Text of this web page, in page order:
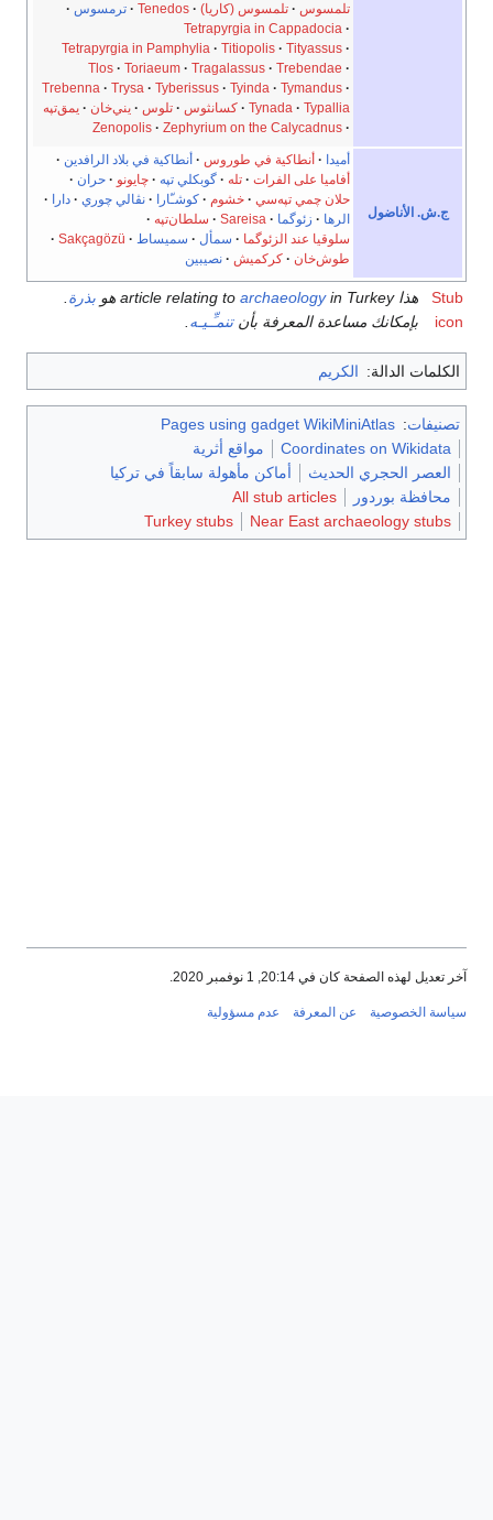
تلمسوس (كاريا) Tenedos
ترمسوس
Tetrapyrgia in Cappadocia
Tetrapyrgia in Pamphylia
Titiopolis
Tlos
Toriaeum Tragalassus
Trebenna
Trysa Tyberissus Tyinda
Tynada
كسانثوس تلوس يني‌خان
يمق‌تپه
Zenopolis
Zephyrium on the Calycadnus
أنطاكية في طوروس
أنطاكية في بلاد الرافدين
أفاميا على الفرات
تله گوبكلي تپه چايونو
حران
حلان چمي تپه‌سي
خشوم كوشـّارا نڤالي چوري
دارا
الرها
زئوگما Sareisa
سلطان‌تپه
سلوقيا عند الزئوگما
سمأل سميساط
Sakçagözü
كركميش نصيبين
archaeology in Turkey هو بذرة.
مساعدة المعرفة بأنتنمـِّـيـه .
الكريم
Pages using gadget WikiMiniAtlas
Coordinates on
مواقع أثرية
الحديث
أماكن مأهولة سابقاً في تركيا
All stub articles
Near East
Turkey stubs
كان في 20:14, 1 نوفمبر 2020.
عن المعرفة عدم مسؤولية